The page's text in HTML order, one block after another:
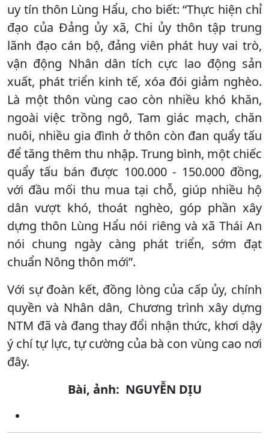
uy tín thôn Lùng Hẩu, cho biết: “Thực hiện chỉ
đạo của Đảng ủy xã, Chi ủy thôn tập trung
lãnh đạo cán bộ, đảng viên phát huy vai trò,
vận động Nhân dân tích cực lao động sản
xuất, phát triển kinh tế, xóa đói giảm nghèo.
Là một thôn vùng cao còn nhiều khó khăn,
ngoài việc trồng ngô, Tam giác mạch, chăn
nuôi, nhiều gia đình ở thôn còn đan quẩy tấu
để tăng thêm thu nhập. Trung bình, một chiếc
quẩy tấu bán được 100.000 - 150.000 đồng,
với đầu mối thu mua tại chỗ, giúp nhiều hộ
dân vượt khó, thoát nghèo, góp phần xây
dựng thôn Lùng Hẩu nói riêng và xã Thái An
nói chung ngày càng phát triển, sớm đạt
chuẩn Nông thôn mới”.
Với sự đoàn kết, đồng lòng của cấp ủy, chính
quyền và Nhân dân, Chương trình xây dựng
NTM đã và đang thay đổi nhận thức, khơi dậy
ý chí tự lực, tự cường của bà con vùng cao nơi
đây.
Bài, ảnh: NGUYỄN DỊU